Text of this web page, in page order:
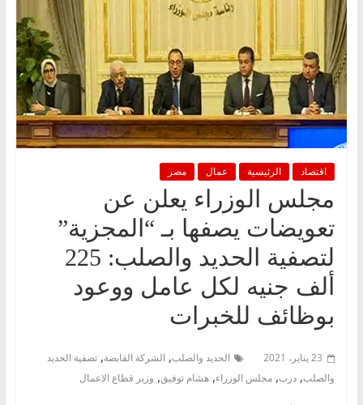
اقتصاد الرئيسية عمال مصر
مجلس الوزراء يعلن عن
تعويضات يصفها بـ “المجزية”
لتصفية الحديد والصلب: 225
ألف جنيه لكل عامل ووعود
بوظائف للخبرات
23 يناير، 2021 الحديد والصلب, الشركة القابضة, تصفية الحديد
والصلب, درب, مجلس الوزراء, هشام توفيق, وزير قطاع الاعمال